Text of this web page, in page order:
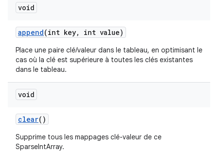
void
append(int key, int value)
Place une paire clé/valeur dans le tableau, en optimisant le
cas où la clé est supérieure à toutes les clés existantes
dans le tableau.
void
clear()
Supprime tous les mappages clé-valeur de ce
SparseIntArray.